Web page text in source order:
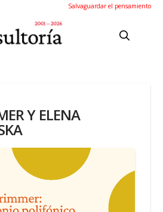
Salvaguardar el pensamiento
Y ELENA